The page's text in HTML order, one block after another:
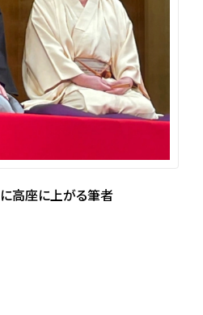
高座に上がる筆者